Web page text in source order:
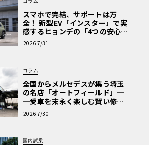
スマホで完結、サポートは万
全！ 新型EV「インスター」で実
感するヒョンデの「4つの安心」
【第1回・ヒョンデ6つの疑問：
Why? Hyundai?】〈PR〉
2026 7/31
コラム
全国からメルセデスが集う埼玉
の名店「オートフィールド」─
─愛車を末永く楽しむ賢い修理
術と、プロがフックス製オイル
を選ぶ理由〈PR〉
2026 7/30
国内試乗